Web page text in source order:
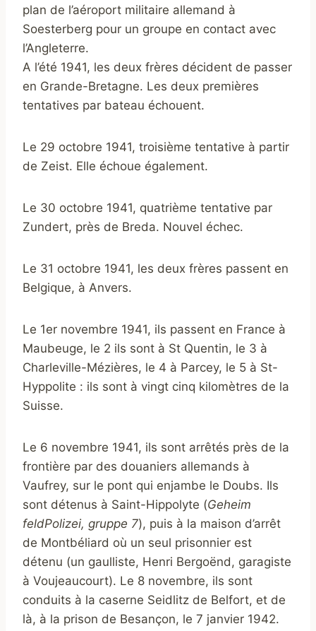
plan de l’aéroport militaire allemand à
Soesterberg pour un groupe en contact avec
l’Angleterre.
A l’été 1941, les deux frères décident de passer
en Grande-Bretagne. Les deux premières
tentatives par bateau échouent.
Le 29 octobre 1941, troisième tentative à partir
de Zeist. Elle échoue également.
Le 30 octobre 1941, quatrième tentative par
Zundert, près de Breda. Nouvel échec.
Le 31 octobre 1941, les deux frères passent en
Belgique, à Anvers.
Le 1er novembre 1941, ils passent en France à
Maubeuge, le 2 ils sont à St Quentin, le 3 à
Charleville-Mézières, le 4 à Parcey, le 5 à St-
Hyppolite : ils sont à vingt cinq kilomètres de la
Suisse.
Le 6 novembre 1941, ils sont arrêtés près de la
frontière par des douaniers allemands à
Vaufrey, sur le pont qui enjambe le Doubs. Ils
sont détenus à Saint-Hippolyte (Geheim
feldPolizei, gruppe 7), puis à la maison d’arrêt
de Montbéliard où un seul prisonnier est
détenu (un gaulliste, Henri Bergoënd, garagiste
à Voujeaucourt). Le 8 novembre, ils sont
conduits à la caserne Seidlitz de Belfort, et de
là, à la prison de Besançon, le 7 janvier 1942.